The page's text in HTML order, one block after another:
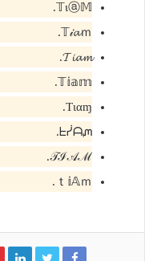
𝕋ιⓐ𝕄.
𝕋𝒾𝓪ｍ.
𝓣𝓲𝓪𝓶.
𝕋𝕚𝕒𝕞.
Tιαɱ.
ᖶᓰᗩᘻ.
𝒯ℐ𝒜ℳ.
ｔ𝕚𝔸ｍ.